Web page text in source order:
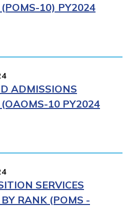
(POMS-10) PY2024
ADMISSIONS
(OAOMS-10 PY2024
SERVICES
RANK (POMS -